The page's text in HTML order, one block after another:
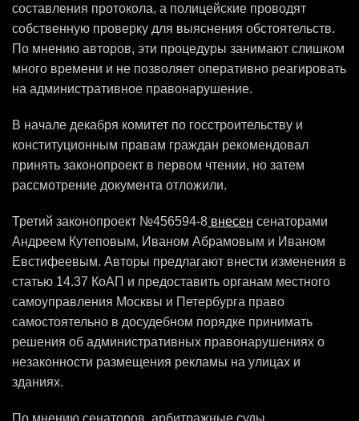
составления протокола, а полицейские проводят
собственную проверку для выяснения обстоятельств.
По мнению авторов, эти процедуры занимают слишком
много времени и не позволяет оперативно реагировать
на административное правонарушение.
В начале декабря комитет по госстроительству и
конституционным правам граждан рекомендовал
принять законопроект в первом чтении, но затем
рассмотрение документа отложили.
Третий законопроект №456594-8 внесен сенаторами
Андреем Кутеповым, Иваном Абрамовым и Иваном
Евстифеевым. Авторы предлагают внести изменения в
статью 14.37 КоАП и предоставить органам местного
самоуправления Москвы и Петербурга право
самостоятельно в досудебном порядке принимать
решения об административных правонарушениях о
незаконности размещения рекламы на улицах и
зданиях.
По мнению сенаторов, арбитражные суды